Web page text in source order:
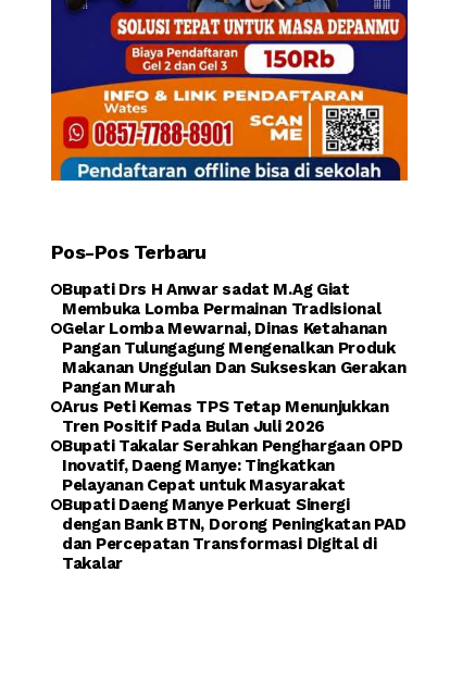
Pos-Pos Terbaru
Bupati Drs H Anwar sadat M.Ag Giat
Membuka Lomba Permainan Tradisional
Gelar Lomba Mewarnai, Dinas Ketahanan
Pangan Tulungagung Mengenalkan Produk
Makanan Unggulan Dan Sukseskan Gerakan
Pangan Murah
Arus Peti Kemas TPS Tetap Menunjukkan
Tren Positif Pada Bulan Juli 2026
Bupati Takalar Serahkan Penghargaan OPD
Inovatif, Daeng Manye: Tingkatkan
Pelayanan Cepat untuk Masyarakat
Bupati Daeng Manye Perkuat Sinergi
dengan Bank BTN, Dorong Peningkatan PAD
dan Percepatan Transformasi Digital di
Takalar